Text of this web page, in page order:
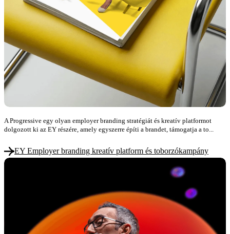
A Progressive egy olyan employer branding stratégiát és kreatív platformot
dolgozott ki az EY részére, amely egyszerre építi a brandet, támogatja a to...
EY Employer branding kreatív platform és toborzókampány